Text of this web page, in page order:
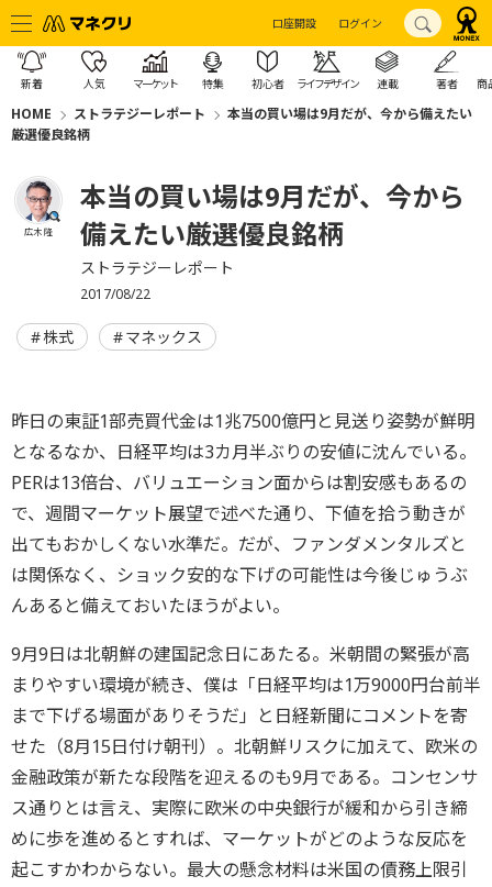
口座開設 ログイン
新着 人気 マーケット 特集 初心者 ライフデザイン 連載 著者 商
HOME ストラテジーレポート
本当の買い場は9月だが、今から備えたい
厳選優良銘柄
広木 隆
本当の買い場は9月だが、今から
備えたい厳選優良銘柄
ストラテジーレポート
2017/08/22
株式 マネックス
昨日の東証1部売買代金は1兆7500億円と見送り姿勢が鮮明
となるなか、日経平均は3カ月半ぶりの安値に沈んでいる。
PERは13倍台、バリュエーション面からは割安感もあるの
で、週間マーケット展望で述べた通り、下値を拾う動きが
出てもおかしくない水準だ。だが、ファンダメンタルズと
は関係なく、ショック安的な下げの可能性は今後じゅうぶ
んあると備えておいたほうがよい。
9月9日は北朝鮮の建国記念日にあたる。米朝間の緊張が高
まりやすい環境が続き、僕は「日経平均は1万9000円台前半
まで下げる場面がありそうだ」と日経新聞にコメントを寄
せた（8月15日付け朝刊）。北朝鮮リスクに加えて、欧米の
金融政策が新たな段階を迎えるのも9月である。コンセンサ
ス通りとは言え、実際に欧米の中央銀行が緩和から引き締
めに歩を進めるとすれば、マーケットがどのような反応を
起こすかわからない。最大の懸念材料は米国の債務上限引